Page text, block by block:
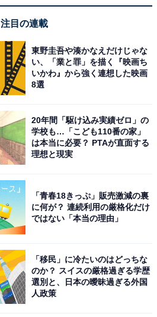
注目の連載
東野圭吾や湊かなえだけじゃな
い、「業と罪」を描く『映画ち
いかわ』から強く連想した映画
8選
20年間「駆け込み実績ゼロ」の
学校も…「こども110番の家」
は本当に必要？ PTAが直面する
理想と現実
「青春18きっぷ」販売激減の裏
に何が？ 連続利用の厳格化だけ
ではない「本当の理由」
「移民」に冷たいのはどっちな
のか？ スイスの厳格過ぎる学歴
選別と、日本の曖昧過ぎる外国
人政策